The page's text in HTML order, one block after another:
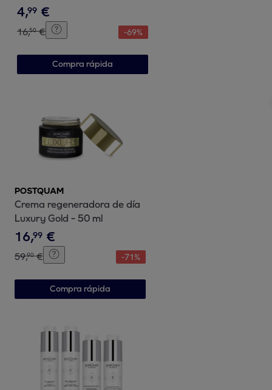
4,99 €
16,50 € -69%
Compra rápida
POSTQUAM
Crema regeneradora de día
Luxury Gold - 50 ml
16,99 €
59,90 € -71%
Compra rápida